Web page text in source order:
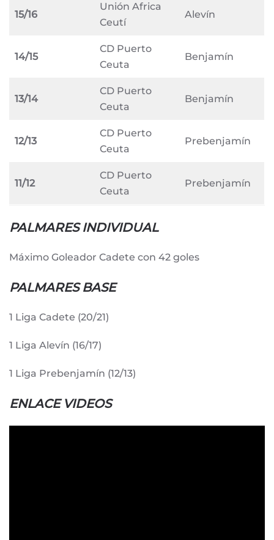
15/16
Unión Africa
Ceutí
Alevín
14/15
CD Puerto
Ceuta
Benjamín
13/14
CD Puerto
Ceuta
Benjamín
12/13
CD Puerto
Ceuta
Prebenjamín
11/12
CD Puerto
Ceuta
Prebenjamín
PALMARES INDIVIDUAL
Máximo Goleador Cadete con 42 goles
PALMARES BASE
1 Liga Cadete (20/21)
1 Liga Alevín (16/17)
1 Liga Prebenjamín (12/13)
ENLACE VIDEOS